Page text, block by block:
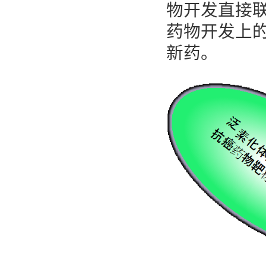
物开发直接
药物开发上
新药。